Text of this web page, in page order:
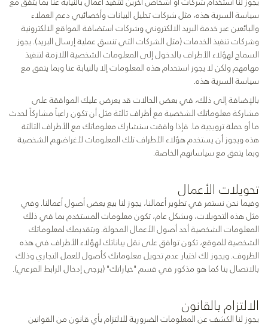
يجوز لنا استخدام شركات أو أشخاص آخرين لتنفيذ أعمال بالنيابة عنا بما يتفق مع
سياسة السرية هذه، مثل شركات تحليل البيانات وأخصائيي دعم العملاء
والبائعين عبر خدمة البريد الالكتروني وشركات استضافة المواقع الالكترونية
وشركات تنفيذ الخدمات (مثل الشركات التي تنسق عملية إرسال البريد). يجوز
السماح لهؤلاء الأطراف بالدخول إلى المعلومات الشخصية اللازمة لتنفيذ
مهامهم ولكن لا يجوز استخدام هذه المعلومات إلا بالنيابة عنا وبما يتفق مع
سياسة السرية هذه.
بالإضافة إلى ذلك، في بعض الحالات قد يعرض عليك الموافقة على
مشاركة معلوماتك الشخصية مع أطراف ثالثة مثل أن تكون راعياً مشاركاً لحدث
ما أو حملة ترويجية ما. فإذا وافقت سنشارك معلوماتك مع الأطراف الثالثة
هذه ويجوز أن يستخدم هؤلاء الأطراف تلك المعلومات لأغراضهم الشخصية
وبما يتفق مع سياساتهم الخاصة.
تحويلات الأعمال
وفيما نحن نستمر في تطوير أعمالنا، يجوز لنا بيع بعض أصول أعمالنا. وفي
مثل هذه التحويلات، وبشكل عام، تكون معلومات المستخدم بما في ذلك
المعلومات الشخصية أحد أصول الأعمال المحولة. وبتقديمك لمعلوماتك
الشخصية للموقع، تكون توافق على نقل بياناتك لهؤلاء الأطراف في هذه
الظروف. ويجوز لك اختيار عدم تحويل معلوماتك كأصول للعمل التجاري وذلك
بالاتصال بنا كما هو مذكور في قسم "خياراتك" (يرجى إدخال الرابط الفرعي).
الالتزام بالقانون
يجوز لنا الكشف عن المعلومات الضرورية للالتزام بأي قانون من القوانين